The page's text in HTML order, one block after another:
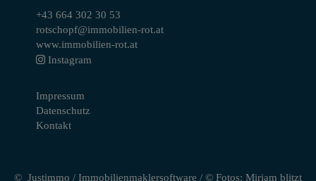
+43 664 302 30 53
rotschopf@immobilien-rot.at
www.immobilien-rot.at
Instagram
Impressum
Datenschutz
Kontakt
© Justimmo / Immobilienmaklersoftware / © Fotos: Miriam blitzt